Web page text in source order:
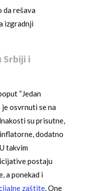
da rešava
izgradnji
i
“Jedan
je osvrnuti se na
su prisutne,
dodatno
takvim
postaju
a ponekad i
zaštite. One